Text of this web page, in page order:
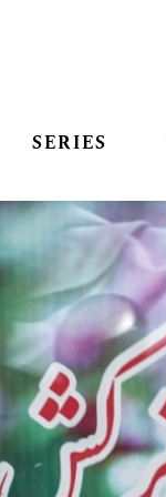
SERIES